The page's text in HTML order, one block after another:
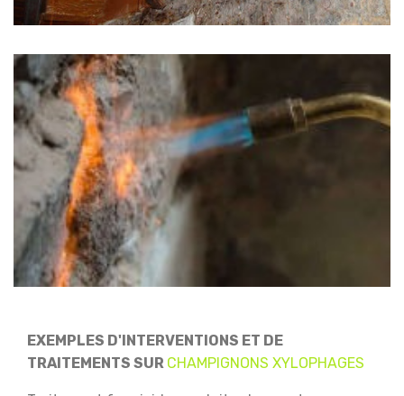
EXEMPLES D'INTERVENTIONS ET DE
TRAITEMENTS SUR CHAMPIGNONS XYLOPHAGES